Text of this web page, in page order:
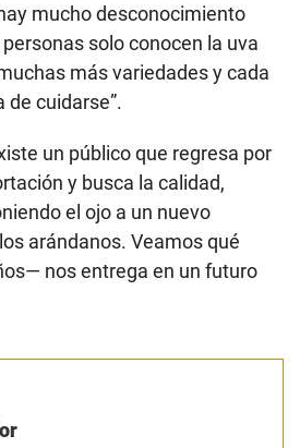
mucho desconocimiento
solo conocen la uva
más variedades y cada
de cuidarse”.
un público que regresa por
y busca la calidad,
el ojo a un nuevo
arándanos. Veamos qué
nos entrega en un futuro